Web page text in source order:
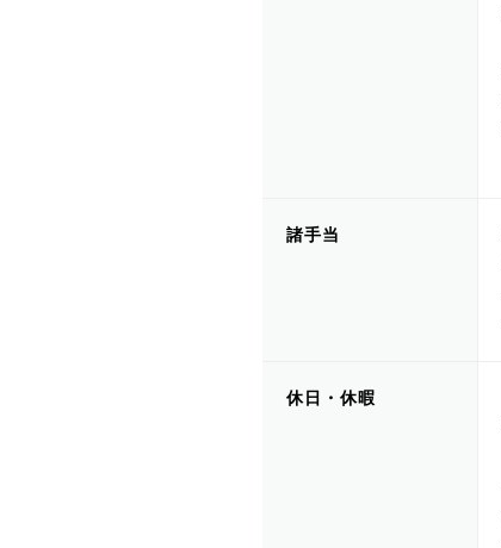
諸手当
休日・休暇